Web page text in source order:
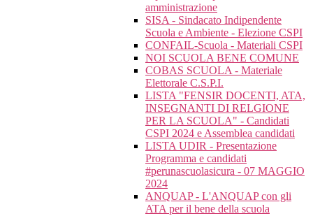
amministrazione
SISA - Sindacato Indipendente
Scuola e Ambiente - Elezione CSPI
CONFAIL-Scuola - Materiali CSPI
NOI SCUOLA BENE COMUNE
COBAS SCUOLA - Materiale
Elettorale C.S.P.I.
LISTA "FENSIR DOCENTI, ATA,
INSEGNANTI DI RELGIONE
PER LA SCUOLA" - Candidati
CSPI 2024 e Assemblea candidati
LISTA UDIR - Presentazione
Programma e candidati
#perunascuolasicura - 07 MAGGIO
2024
ANQUAP - L'ANQUAP con gli
ATA per il bene della scuola